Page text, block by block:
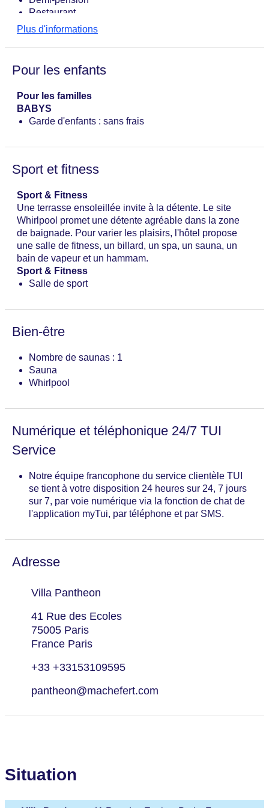
Restaurant
Plus d'informations
Pour les enfants
Pour les familles
BABYS
Garde d'enfants : sans frais
Sport et fitness
Sport & Fitness
Une terrasse ensoleillée invite à la détente. Le site
Whirlpool promet une détente agréable dans la zone
de baignade. Pour varier les plaisirs, l'hôtel propose
une salle de fitness, un billard, un spa, un sauna, un
bain de vapeur et un hammam.
Sport & Fitness
Salle de sport
Bien-être
Nombre de saunas : 1
Sauna
Whirlpool
Numérique et téléphonique 24/7 TUI
Service
Notre équipe francophone du service clientèle TUI
se tient à votre disposition 24 heures sur 24, 7 jours
sur 7, par voie numérique via la fonction de chat de
l'application myTui, par téléphone et par SMS.
Adresse
Villa Pantheon
41 Rue des Ecoles
75005 Paris
France Paris
+33 +33153109595
pantheon@machefert.com
Situation